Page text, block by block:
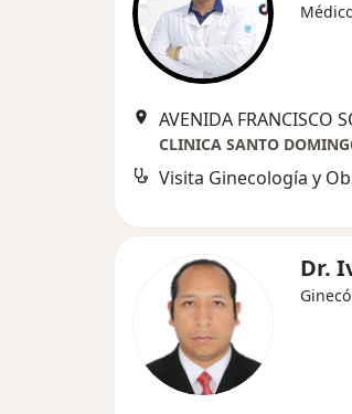
CLINICA SANTO
Visita Ginecología y
Dr.